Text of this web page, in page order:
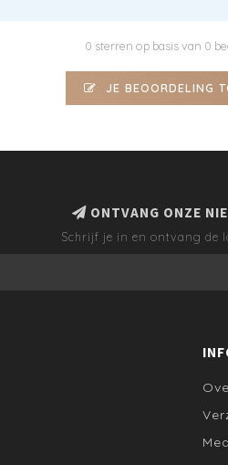
0 sterren op basis van 0
JE BEOORDELING
ONTVANG ONZE
Schrijf je in en ontvang de